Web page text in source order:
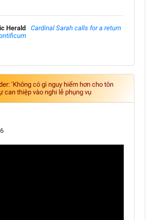
Herald
Cardinal Sarah calls for a return
‘Không có gì nguy hiểm hơn cho tôn
can thiệp vào nghi lễ phụng vụ